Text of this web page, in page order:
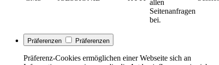
allen
Seitenanfragen
bei.
Präferenzen Präferenzen
Präferenz-Cookies ermöglichen einer Webseite sich an